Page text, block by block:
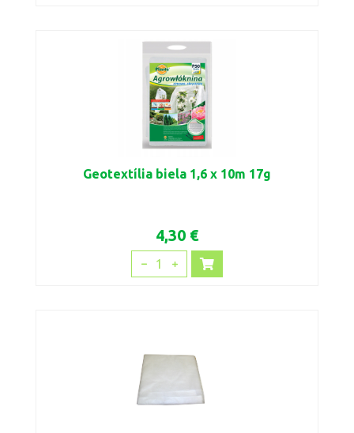
Geotextília biela 1,6 x 10m 17g
4,30 €
1